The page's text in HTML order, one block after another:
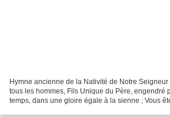
Hymne ancienne de la Nativité de Notre
tous les hommes, Fils Unique du Père, engendré
temps, dans une gloire égale à la sienne ; Vous